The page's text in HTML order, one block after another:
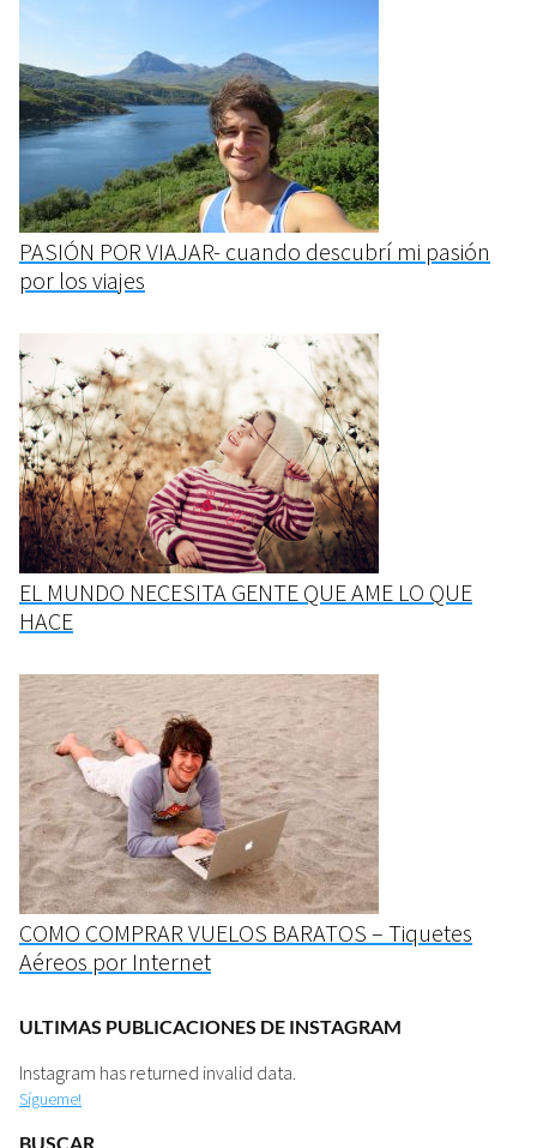
PASIÓN POR VIAJAR- cuando descubrí mi pasión
por los viajes
EL MUNDO NECESITA GENTE QUE AME LO QUE
HACE
COMO COMPRAR VUELOS BARATOS – Tiquetes
Aéreos por Internet
ULTIMAS PUBLICACIONES DE INSTAGRAM
Instagram has returned invalid data.
Sígueme!
BUSCAR